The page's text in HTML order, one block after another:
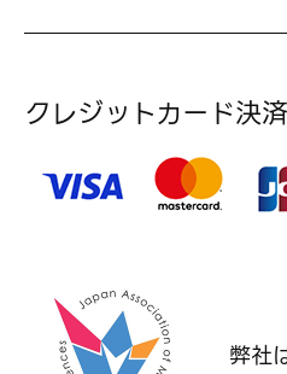
クレジットカード決
弊社